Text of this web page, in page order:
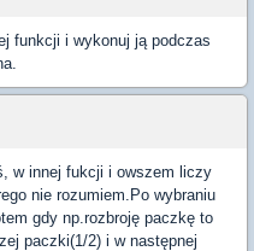
funkcji i wykonuj ją podczas
w innej fukcji i owszem liczy
nie rozumiem.Po wybraniu
gdy np.rozbroję paczkę to
paczki(1/2) i w następnej